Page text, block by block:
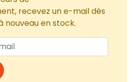
recevez un e-mail dès
nouveau en stock.